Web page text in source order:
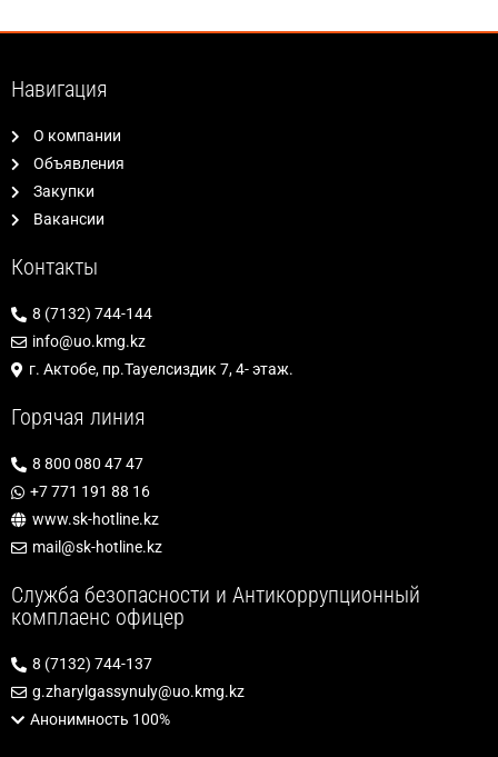
Навигация
О компании
Объявления
Закупки
Вакансии
Контакты
8 (7132) 744-144
info@uo.kmg.kz
г. Актобе, пр.Тауелсиздик 7, 4- этаж.
Горячая линия
8 800 080 47 47
+7 771 191 88 16
www.sk-hotline.kz
mail@sk-hotline.kz
Служба безопасности и Антикоррупционный
комплаенс офицер
8 (7132) 744-137
g.zharylgassynuly@uo.kmg.kz
Анонимность 100%